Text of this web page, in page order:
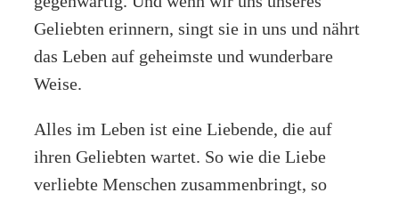
Geliebten erinnern, singt sie in uns und nährt
das Leben auf geheimste und wunderbare
Weise.
Alles im Leben ist eine Liebende, die auf
ihren Geliebten wartet. So wie die Liebe
verliebte Menschen zusammenbringt, so